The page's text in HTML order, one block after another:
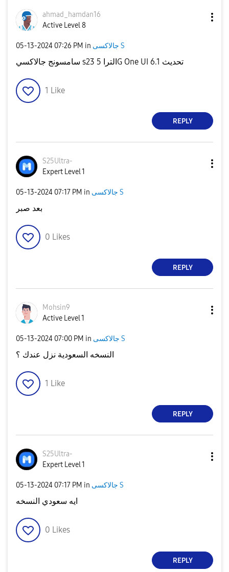
ahmad_hamdan16
Active Level 8
‎05-13-2024 07:26 PM in جالاكسى S
سامسونج جالاكسي s23 الترا 5G One UI 6.1 تحديث
1 Like
REPLY
S25Ultra-
Expert Level 1
‎05-13-2024 07:17 PM in جالاكسى S
بعد صبر
0 Likes
REPLY
Mohsin9
Active Level 1
‎05-13-2024 07:00 PM in جالاكسى S
النسخه السعودية نزل عندك ؟
1 Like
REPLY
S25Ultra-
Expert Level 1
‎05-13-2024 07:17 PM in جالاكسى S
ايه سعودي النسخه
0 Likes
REPLY